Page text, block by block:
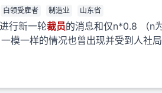
白领受雇者 制造业 山东省
行新一轮裁员的消息和仅n*0.8 （n
模一样的情况也曾出现并受到人社